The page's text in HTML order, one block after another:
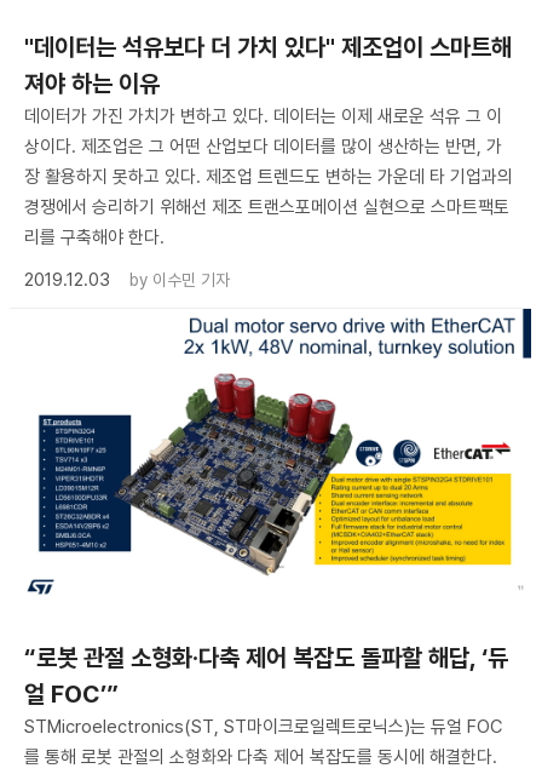
"데이터는 석유보다 더 가치 있다" 제조업이 스마트해
져야 하는 이유
데이터가 가진 가치가 변하고 있다. 데이터는 이제 새로운 석유 그 이
상이다. 제조업은 그 어떤 산업보다 데이터를 많이 생산하는 반면, 가
장 활용하지 못하고 있다. 제조업 트렌드도 변하는 가운데 타 기업과의
경쟁에서 승리하기 위해선 제조 트랜스포메이션 실현으로 스마트팩토
리를 구축해야 한다.
2019.12.03
by 이수민 기자
“로봇 관절 소형화·다축 제어 복잡도 돌파할 해답, ‘듀
얼 FOC’”
STMicroelectronics(ST, ST마이크로일렉트로닉스)는 듀얼 FOC
를 통해 로봇 관절의 소형화와 다축 제어 복잡도를 동시에 해결한다.